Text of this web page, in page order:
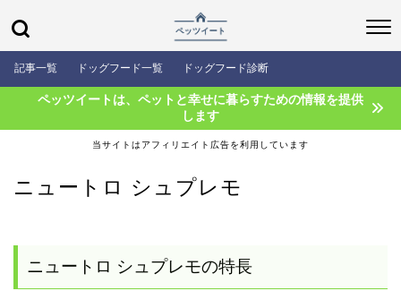
記事一覧 ドッグフード一覧 ドッグフード診断
ペッツイートは、ペットと幸せに暮らすための情報を提供
します
当サイトはアフィリエイト広告を利用しています
ニュートロ シュプレモ
ニュートロ シュプレモの特長